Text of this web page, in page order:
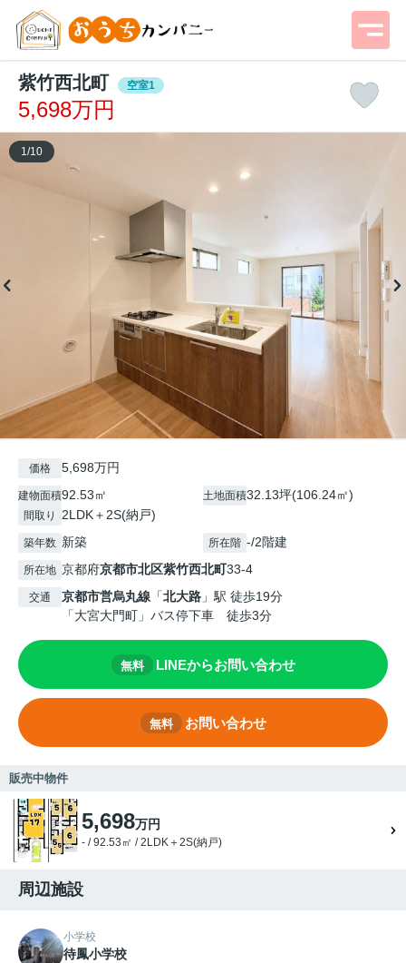
紫竹西北町 空室1
5,698万円
1 /10
価格 5,698万円
建物面積92.53㎡ 土地面積32.13坪(106.24㎡)
間取り 2LDK＋2S(納戸)
築年数 新築 所在階 -/2階建
所在地 京都府京都市北区紫竹西北町33-4
交通 京都市営烏丸線 「北大路 」駅 徒歩19分
「大宮大門町」バス停下車 徒歩3分
無料 LINEからお問い合わせ
無料 お問い合わせ
販売中物件
5,698万円
- / 92.53㎡ / 2LDK＋2S(納戸)
周辺施設
小学校
待鳳小学校